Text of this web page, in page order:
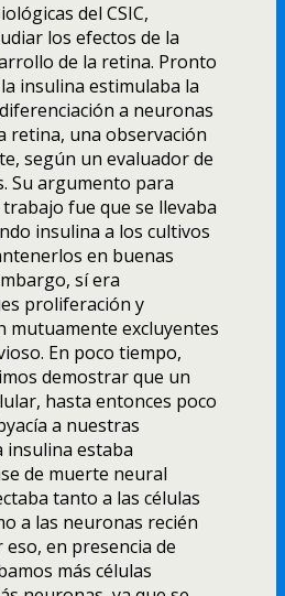
del CSIC,
los efectos de la
de la retina. Pronto
insulina estimulaba la
a neuronas
retina, una observación
según un evaluador de
Su argumento para
fue que se llevaba
insulina a los cultivos
en buenas
sí­ era
proliferación y
mutuamente excluyentes
En poco tiempo,
demostrar que un
hasta entonces poco
a nuestras
insulina estaba
de muerte neural
tanto a las células
a las neuronas recién
en presencia de
más células